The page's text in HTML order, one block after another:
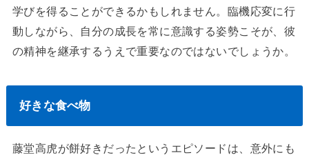
学びを得ることができるかもしれません。臨機応変に行
動しながら、自分の成長を常に意識する姿勢こそが、彼
の精神を継承するうえで重要なのではないでしょうか。
好きな食べ物
藤堂高虎が餅好きだったというエピソードは、意外にも